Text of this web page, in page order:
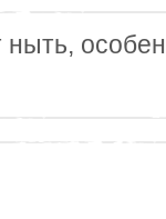
ныть,